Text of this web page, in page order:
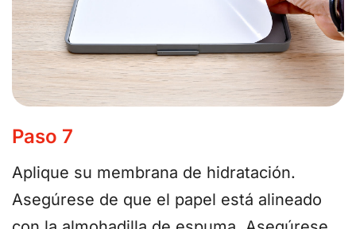
Paso 7
Aplique su membrana de hidratación.
Asegúrese de que el papel está alineado